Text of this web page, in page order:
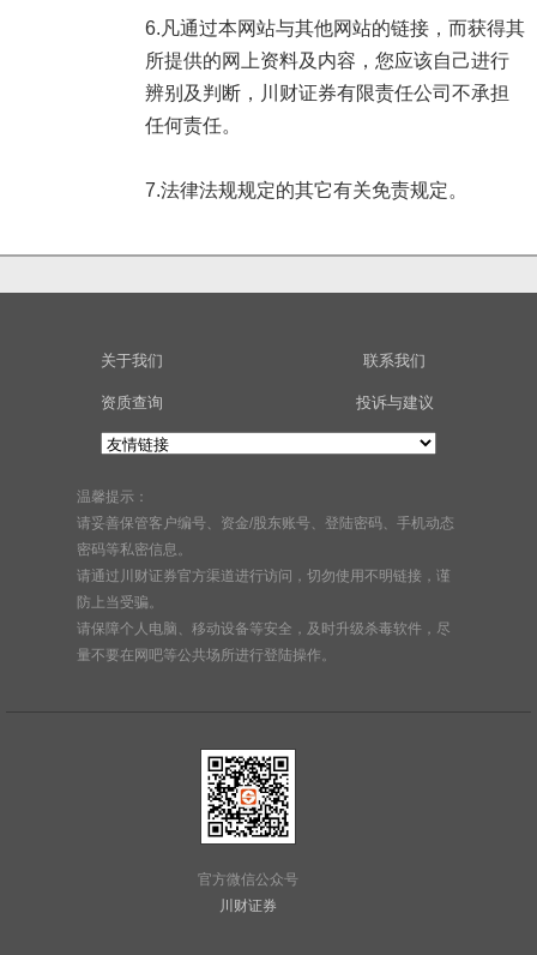
6.凡通过本网站与其他网站的链接，而获得其
所提供的网上资料及内容，您应该自己进行
辨别及判断，川财证券有限责任公司不承担
任何责任。
7.法律法规规定的其它有关免责规定。
关于我们 联系我们
资质查询 投诉与建议
温馨提示：
请妥善保管客户编号、资金/股东账号、登陆密码、手机动态
密码等私密信息。
请通过川财证券官方渠道进行访问，切勿使用不明链接，谨
防上当受骗。
请保障个人电脑、移动设备等安全，及时升级杀毒软件，尽
量不要在网吧等公共场所进行登陆操作。
官方微信公众号
川财证券